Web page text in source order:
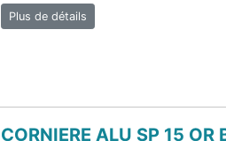
Plus de détails
CORNIERE ALU SP 15